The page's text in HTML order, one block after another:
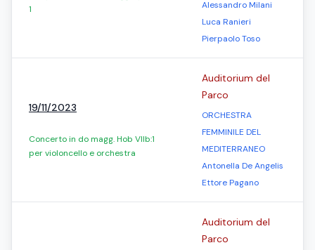
1
Alessandro Milani
Luca Ranieri
Pierpaolo Toso
19/11/2023
Concerto in do magg. Hob VIIb:1
per violoncello e orchestra
Auditorium del
Parco
ORCHESTRA
FEMMINILE DEL
MEDITERRANEO
Antonella De Angelis
Ettore Pagano
Auditorium del
Parco